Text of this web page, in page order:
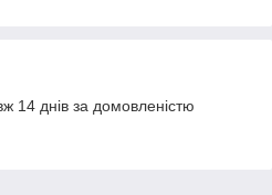
14 днів за домовленістю